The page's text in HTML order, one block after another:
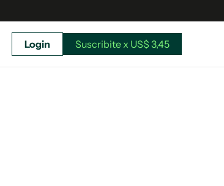
Login Suscribite x US$ 3,45